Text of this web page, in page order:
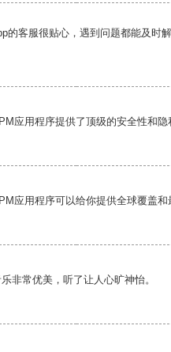
的客服很贴心，遇到问题都能及时
应用程序提供了顶级的安全性和隐
应用程序可以给你提供全球覆盖和
非常优美，听了让人心旷神怡。